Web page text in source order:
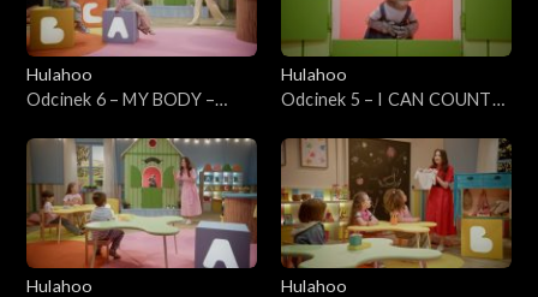
Hulahoo
Odcinek 6 – MY BODY –
Hulahoo
Odcinek 5 – I CAN COUNT
liczyć!
Hulahoo
Hulahoo